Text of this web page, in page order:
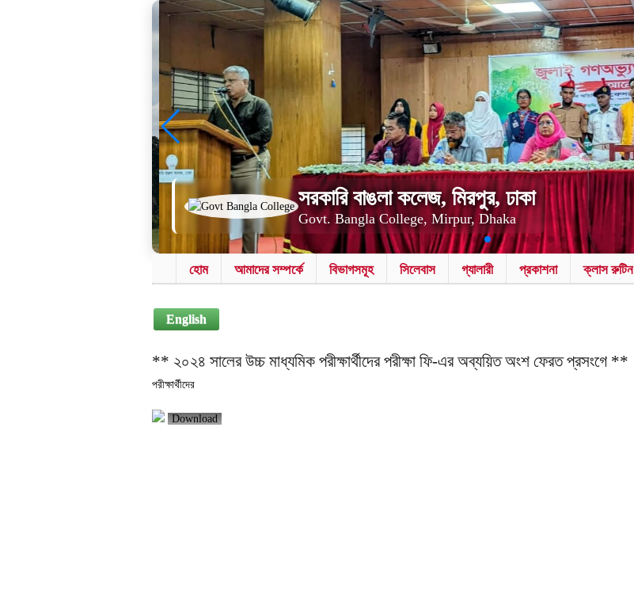
সরকারি বাঙলা কলেজ, মিরপুর, ঢাকা
Govt. Bangla College, Mirpur, Dhaka
হোম আমাদের সম্পর্কে বিভাগসমূহ সিলেবাস গ্যালারী প্রকাশনা ক্লাস রুটিন
English
** ২০২৪ সালের উচ্চ মাধ্যমিক পরীক্ষার্থীদের পরীক্ষা ফি-এর অব্যয়িত অংশ ফেরত প্রসংগে **
পরীক্ষার্থীদের
Download